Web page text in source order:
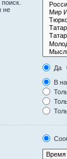
не
Да
В